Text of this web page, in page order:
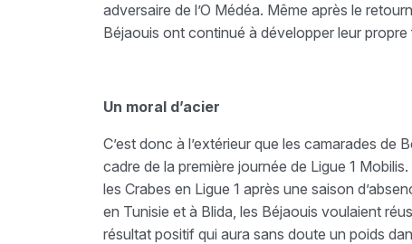
adversaire de l’O Médéa. Même après le
Béjaouis ont continué à développer leur
Un moral d’acier
C’est donc à l’extérieur que les camarades
cadre de la première journée de Ligue 1
les Crabes en Ligue 1 après une saison
en Tunisie et à Blida, les Béjaouis voulaient
résultat positif qui aura sans doute un poids